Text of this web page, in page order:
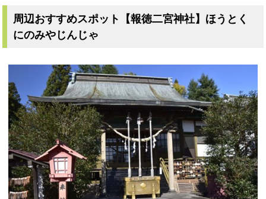
周辺おすすめスポット【報徳二宮神社】ほうとく
にのみやじんじゃ